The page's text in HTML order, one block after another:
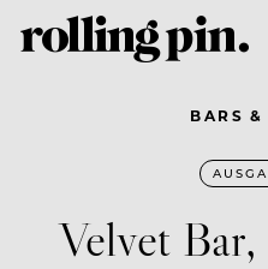
BARS
Velvet